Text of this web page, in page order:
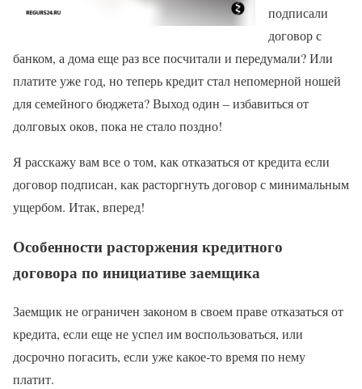
подписали
договор с
банком, а дома еще раз все посчитали и передумали? Или
платите уже год, но теперь кредит стал непомерной ношей
для семейного бюджета? Выход один – избавиться от
долговых оков, пока не стало поздно!
Я расскажу вам все о том, как отказаться от кредита если
договор подписан, как расторгнуть договор с минимальным
ущербом. Итак, вперед!
Особенности расторжения кредитного
договора по инициативе заемщика
Заемщик не ограничен законом в своем праве отказаться от
кредита, если еще не успел им воспользоваться, или
досрочно погасить, если уже какое-то время по нему
платит.